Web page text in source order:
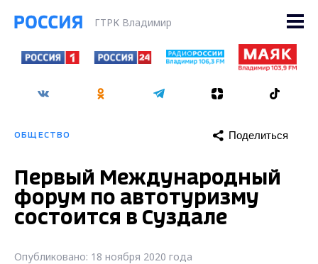
ГТРК Владимир
ОБЩЕСТВО Поделиться
Первый Международный
форум по автотуризму
состоится в Суздале
Опубликовано: 18 ноября 2020 года